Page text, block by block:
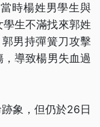
時楊姓男學生與
生不滿找來郭姓
男持彈簧刀攻擊
導致楊男失血過
象，但仍於26日